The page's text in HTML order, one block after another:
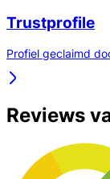
Trustprofile
Profiel geclaimd
Reviews